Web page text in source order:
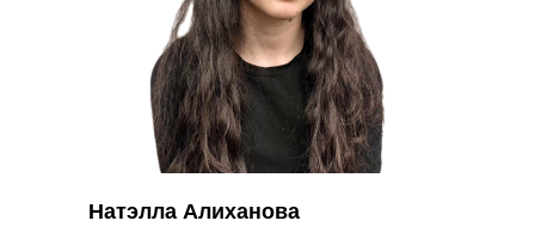
Натэлла Алиханова